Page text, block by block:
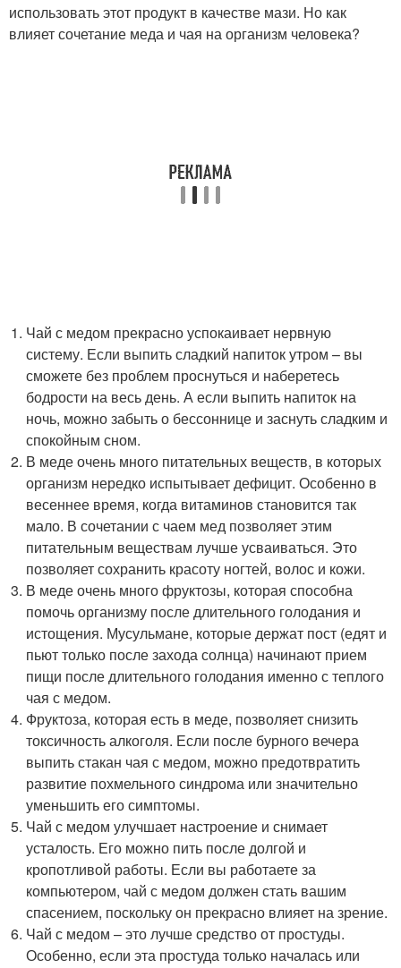
использовать этот продукт в качестве мази. Но как
влияет сочетание меда и чая на организм человека?
Чай с медом прекрасно успокаивает нервную
систему. Если выпить сладкий напиток утром – вы
сможете без проблем проснуться и наберетесь
бодрости на весь день. А если выпить напиток на
ночь, можно забыть о бессоннице и заснуть сладким и
спокойным сном.
В меде очень много питательных веществ, в которых
организм нередко испытывает дефицит. Особенно в
весеннее время, когда витаминов становится так
мало. В сочетании с чаем мед позволяет этим
питательным веществам лучше усваиваться. Это
позволяет сохранить красоту ногтей, волос и кожи.
В меде очень много фруктозы, которая способна
помочь организму после длительного голодания и
истощения. Мусульмане, которые держат пост (едят и
пьют только после захода солнца) начинают прием
пищи после длительного голодания именно с теплого
чая с медом.
Фруктоза, которая есть в меде, позволяет снизить
токсичность алкоголя. Если после бурного вечера
выпить стакан чая с медом, можно предотвратить
развитие похмельного синдрома или значительно
уменьшить его симптомы.
Чай с медом улучшает настроение и снимает
усталость. Его можно пить после долгой и
кропотливой работы. Если вы работаете за
компьютером, чай с медом должен стать вашим
спасением, поскольку он прекрасно влияет на зрение.
Чай с медом – это лучше средство от простуды.
Особенно, если эта простуда только началась или